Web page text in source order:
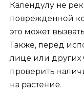
Календулу не
поврежденной
это может
Также, перед
лице или других
проверить
на растение.